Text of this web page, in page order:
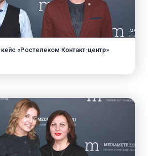
«Ростелеком Контакт-центр»